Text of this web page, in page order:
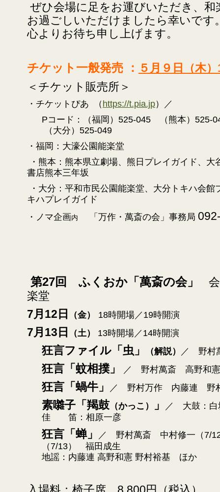
ぜひ会場に足をお運びいただき、
お過ごしいただけましたら幸いです
心よりお待ち申し上げます。
チケット一般発売 ： ５月９日（木
＜チケット販売所＞
・チケットぴあ （https://t.pia.jp）／
Pコード：（福岡）525-045 （熊本）525-
（大分）525-049
・福岡：大濠公園能楽堂
・熊本：熊本県立劇場、熊日プレイガイド、大
書店熊本三年坂
・大分：平和市民公園能楽堂、大分トキハ会館
キハプレイガイド
・ノマ企画内 「万作・萬斎の会」事務局
第27回 ふくおか「萬斎の会」
楽堂
7月12日
（金） 18時開場／19時開演
7月13日 （土） 13時開場／14時開演
狂言ファイル「虫」 （解説） ／ 野村
狂言「蚊相撲」 ／ 野村萬斎 高野和
狂言「蝸牛」 ／ 野村万作 内藤連 野
素囃子「羯鼓 （かっこ） 」
／ 大鼓：
佳 笛：相原一彦
狂言「蝉」
／ 野村萬斎 中村修一（7/
（7/13） 福田成生
地謡：内藤連 高野和憲 野村裕基 ほか